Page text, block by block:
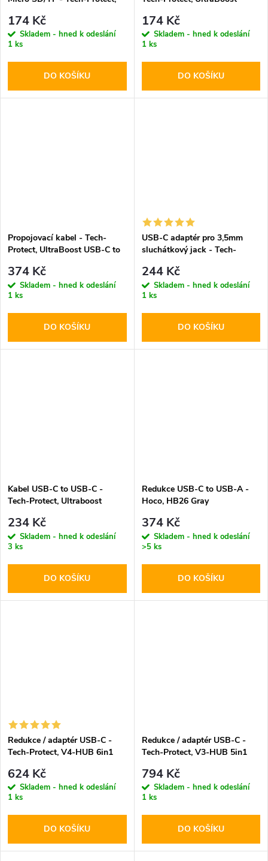
174 Kč
Skladem - hned k odeslání
1 ks
DO KOŠÍKU
174 Kč
Skladem - hned k odeslání
1 ks
DO KOŠÍKU
Propojovací kabel - Tech-
Protect, UltraBoost USB-C to
374 Kč
Skladem - hned k odeslání
1 ks
DO KOŠÍKU
USB-C adaptér pro 3,5mm
sluchátkový jack - Tech-
244 Kč
Skladem - hned k odeslání
1 ks
DO KOŠÍKU
Kabel USB-C to USB-C -
Tech-Protect, Ultraboost
234 Kč
Skladem - hned k odeslání
3 ks
DO KOŠÍKU
Redukce USB-C to USB-A -
Hoco, HB26 Gray
374 Kč
Skladem - hned k odeslání
>5 ks
DO KOŠÍKU
Redukce / adaptér USB-C -
Tech-Protect, V4-HUB 6in1
624 Kč
Skladem - hned k odeslání
1 ks
DO KOŠÍKU
Redukce / adaptér USB-C -
Tech-Protect, V3-HUB 5in1
794 Kč
Skladem - hned k odeslání
1 ks
DO KOŠÍKU